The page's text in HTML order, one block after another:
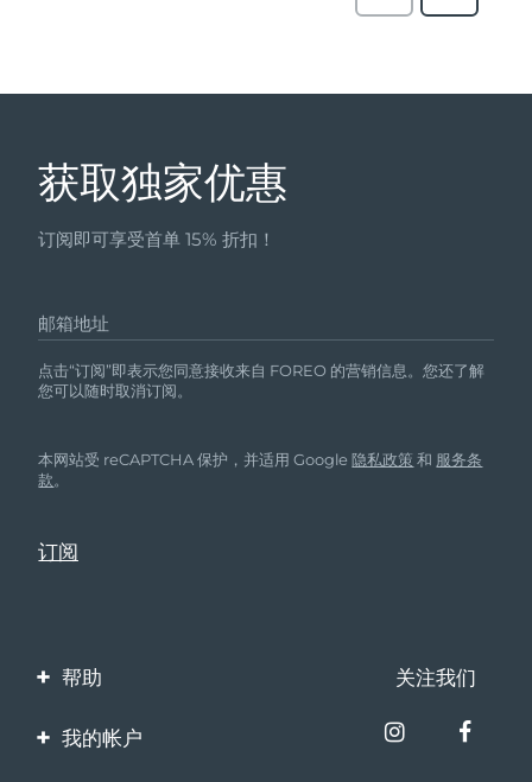
获取独家优惠
订阅即可享受首单 15% 折扣！
邮箱地址
点击“订阅”即表示您同意接收来自 FOREO 的营销信息。您还了解
您可以随时取消订阅。
本网站受 reCAPTCHA 保护，并适用 Google隐私政策 和 服务条
款。
帮助
联系我们
关注我们
我的帐户